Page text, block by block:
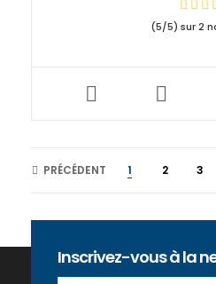
(5/5) sur2
PRÉCÉDENT 1 2 3
Inscrivez-vous à la